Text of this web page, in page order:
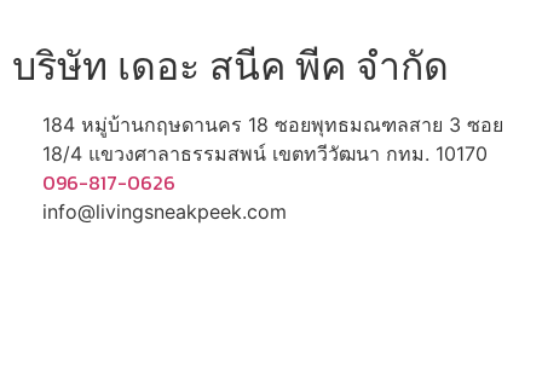
บริษัท เดอะ สนีค พีค จำกัด
184 หมู่บ้านกฤษดานคร 18 ซอยพุทธมณฑลสาย 3 ซอย
18/4 แขวงศาลาธรรมสพน์ เขตทวีวัฒนา กทม. 10170
096-817-0626
info@livingsneakpeek.com